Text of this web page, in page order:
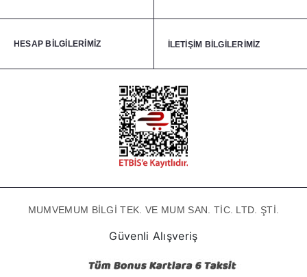
HESAP BİLGİLERİMİZ İLETİŞİM BİLGİLERİMİZ
MUMVEMUM BİLGİ TEK. VE MUM SAN. TİC. LTD. ŞTİ.
Güvenli Alışveriş